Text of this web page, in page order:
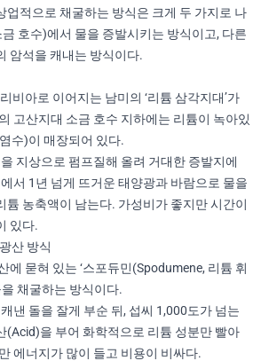
업적으로 채굴하는 방식은 크게 두 가지로 나
호수)에서 물을 증발시키는 방식이고, 다른
암석을 캐내는 방식이다.
비아로 이어지는 남미의 ‘리튬 삼각지대’가
고산지대 소금 호수 지하에는 리튬이 녹아있
수)이 매장되어 있다.
지상으로 펌프질해 올려 거대한 증발지에
서 1년 넘게 뜨거운 태양광과 바람으로 물을
튬 농축액이 남는다. 가성비가 좋지만 시간이
있다.
산 방식
에 묻혀 있는 ‘스포듀민(Spodumene, 리튬 휘
채굴하는 방식이다.
낸 돌을 잘게 부순 뒤, 섭씨 1,000도가 넘는
(Acid)을 부어 화학적으로 리튬 성분만 빨아
에너지가 많이 들고 비용이 비싸다.